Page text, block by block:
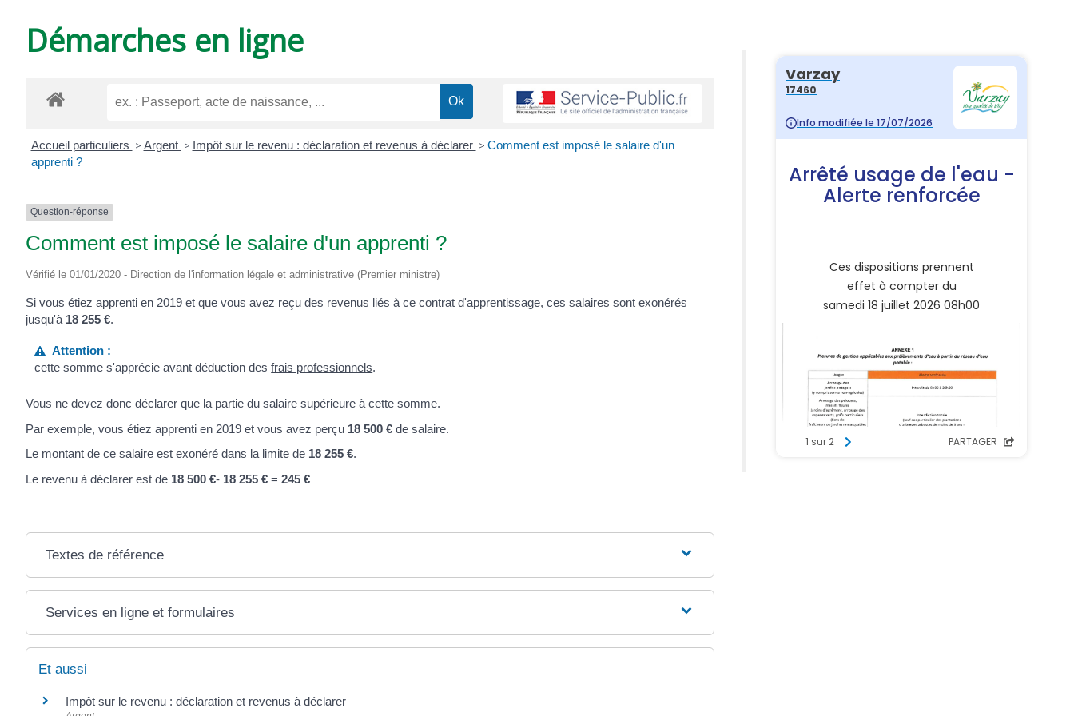
VARZAY
Démarches en ligne
Accueil particuliers > Argent > Impôt sur le revenu : déclaration et revenus à déclarer > Comment est imposé le salaire d'un
apprenti ?
Question-réponse
Comment est imposé le salaire d'un apprenti ?
Vérifié le 01/01/2020 - Direction de l'information légale et administrative (Premier ministre)
Si vous étiez apprenti en 2019 et que vous avez reçu des revenus liés à ce contrat d'apprentissage, ces salaires sont exonérés
jusqu'à 18 255 €.
Attention :
cette somme s'apprécie avant déduction desfrais professionnels.
Vous ne devez donc déclarer que la partie du salaire supérieure à cette somme.
Par exemple, vous étiez apprenti en 2019 et vous avez perçu 18 500 € de salaire.
Le montant de ce salaire est exonéré dans la limite de 18 255 €.
Le revenu à déclarer est de 18 500 €- 18 255 € = 245 €
Textes de référence
Services en ligne et formulaires
Et aussi
Impôt sur le revenu : déclaration et revenus à déclarer